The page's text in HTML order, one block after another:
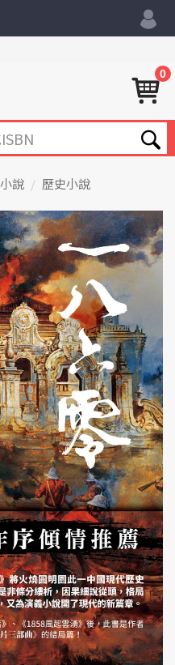
0
小說 歷史小說